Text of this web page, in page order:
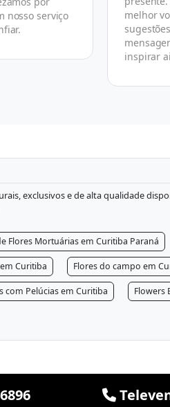
nosso serviço
melhor
inspirar
exclusivos e de alta qualidade
Flores Mortuárias em Curitiba Paraná
Curitiba Flores do campo em
com Pelúcias em Curitiba Flowers